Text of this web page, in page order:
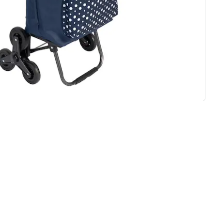
voor
& Comfort”
Gratis kopen op rekening
Geen minimaal bestelbedrag